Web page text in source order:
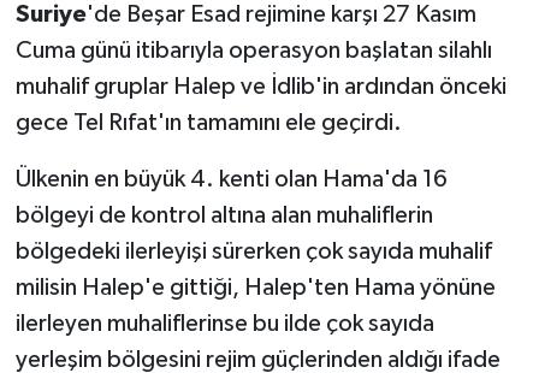
Suriye'de Beşar Esad rejimine karşı 27 Kasım
Cuma günü itibarıyla operasyon başlatan silahlı
muhalif gruplar Halep ve İdlib'in ardından önceki
gece Tel Rıfat'ın tamamını ele geçirdi.
Ülkenin en büyük 4. kenti olan Hama'da 16
bölgeyi de kontrol altına alan muhaliflerin
bölgedeki ilerleyişi sürerken çok sayıda muhalif
milisin Halep'e gittiği, Halep'ten Hama yönüne
ilerleyen muhaliflerinse bu ilde çok sayıda
yerleşim bölgesini rejim güçlerinden aldığı ifade